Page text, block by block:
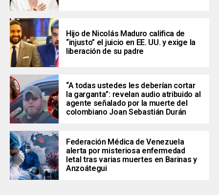
Hijo de Nicolás Maduro califica de
“injusto” el juicio en EE. UU. y exige la
liberación de su padre
“A todas ustedes les deberían cortar
la garganta”: revelan audio atribuido al
agente señalado por la muerte del
colombiano Joan Sebastián Durán
Federación Médica de Venezuela
alerta por misteriosa enfermedad
letal tras varias muertes en Barinas y
Anzoátegui